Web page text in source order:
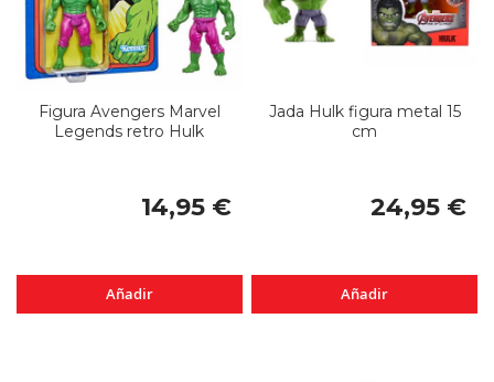
Figura Avengers Marvel
Legends retro Hulk
14,95 €
Añadir
Jada Hulk figura metal 15
cm
24,95 €
Añadir